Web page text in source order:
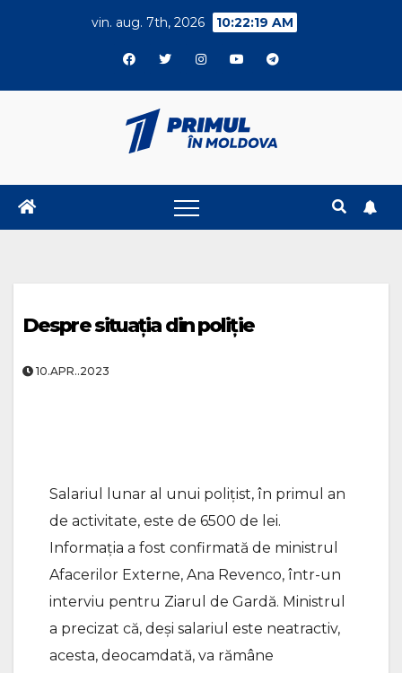
vin. aug. 7th, 2026 10:22:20 AM
Despre situația din poliție
10.APR..2023
Salariul lunar al unui polițist, în primul an
de activitate, este de 6500 de lei.
Informația a fost confirmată de ministrul
Afacerilor Externe, Ana Revenco, într-un
interviu pentru Ziarul de Gardă. Ministrul
a precizat că, deși salariul este neatractiv,
acesta, deocamdată, va rămâne